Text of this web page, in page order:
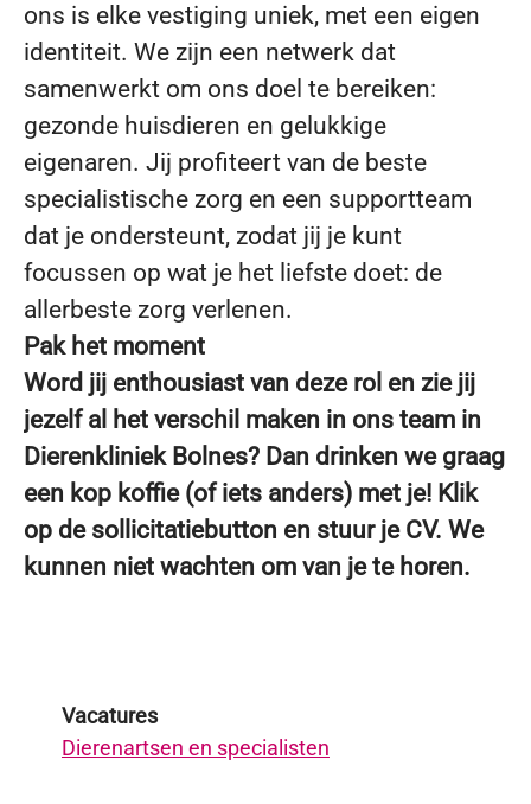
ons is elke vestiging uniek, met een eigen
identiteit. We zijn een netwerk dat
samenwerkt om ons doel te bereiken:
gezonde huisdieren en gelukkige
eigenaren. Jij profiteert van de beste
specialistische zorg en een supportteam
dat je ondersteunt, zodat jij je kunt
focussen op wat je het liefste doet: de
allerbeste zorg verlenen.
Pak het moment
Word jij enthousiast van deze rol en zie jij
jezelf al het verschil maken in ons team in
Dierenkliniek Bolnes? Dan drinken we graag
een kop koffie (of iets anders) met je! Klik
op de sollicitatiebutton en stuur je CV. We
kunnen niet wachten om van je te horen.
Vacatures
Dierenartsen en specialisten